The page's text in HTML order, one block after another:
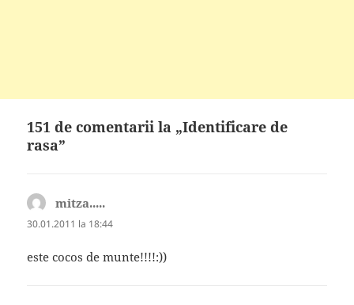
151 de comentarii la „Identificare de
rasa”
mitza.....
30.01.2011 la 18:44
este cocos de munte!!!!:))